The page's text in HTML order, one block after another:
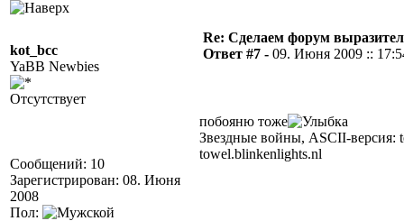
kot_bcc
YaBB Newbies
Отсутствует
Сообщений: 10
Зарегистрирован: 08. Июня
2008
Пол:
Re: Сделаем форум
Ответ #7 - 09. Июня 2009 ::
побояню тоже
Звездные войны, ASCII-версия:
towel.blinkenlights.nl